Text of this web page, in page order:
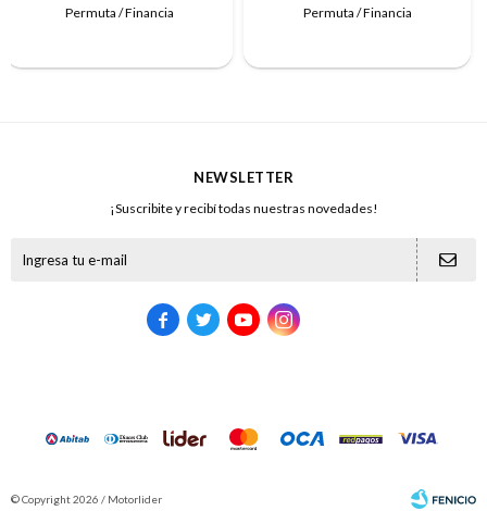
Permuta / Financia
Permuta / Financia
NEWSLETTER
¡Suscribite y recibí todas nuestras novedades!
   
© Copyright 2026 / Motorlider